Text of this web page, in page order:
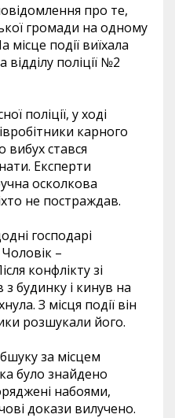
про те,
громади на одному
місце події виїхала
поліції №2
поліції, у ході
карного
стався
Експерти
осколкова
не постраждав.
господарі
–
конфлікту зі
будинку і кинув на
З місця події він
розшукали його.
за місцем
було знайдено
набоями,
докази вилучено.